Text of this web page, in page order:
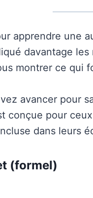
apprendre une
davantage
montrer ce qui
avancer pour
conçue pour
dans leurs
(formel)